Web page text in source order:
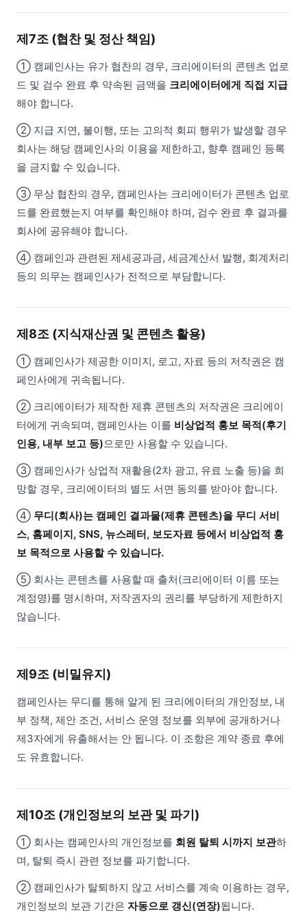
제7조 (협찬 및 정산 책임)
① 캠페인사는 유가 협찬의 경우, 크리에이터의 콘텐츠 업로
드 및 검수 완료 후 약속된 금액을 크리에이터에게 직접 지급
해야 합니다.
② 지급 지연, 불이행, 또는 고의적 회피 행위가 발생할 경우
회사는 해당 캠페인사의 이용을 제한하고, 향후 캠페인 등록
을 금지할 수 있습니다.
③ 무상 협찬의 경우, 캠페인사는 크리에이터가 콘텐츠 업로
드를 완료했는지 여부를 확인해야 하며, 검수 완료 후 결과를
회사에 공유해야 합니다.
④ 캠페인과 관련된 제세공과금, 세금계산서 발행, 회계처리
등의 의무는 캠페인사가 전적으로 부담합니다.
제8조 (지식재산권 및 콘텐츠 활용)
① 캠페인사가 제공한 이미지, 로고, 자료 등의 저작권은 캠
페인사에게 귀속됩니다.
② 크리에이터가 제작한 제휴 콘텐츠의 저작권은 크리에이
터에게 귀속되며, 캠페인사는 이를 비상업적 홍보 목적(후기
인용, 내부 보고 등)으로만 사용할 수 있습니다.
③ 캠페인사가 상업적 재활용(2차 광고, 유료 노출 등)을 희
망할 경우, 크리에이터의 별도 서면 동의를 받아야 합니다.
④ 무디(회사)는 캠페인 결과물(제휴 콘텐츠)을 무디 서비
스, 홈페이지, SNS, 뉴스레터, 보도자료 등에서 비상업적 홍
보 목적으로 사용할 수 있습니다.
⑤ 회사는 콘텐츠를 사용할 때 출처(크리에이터 이름 또는
계정명)를 명시하며, 저작권자의 권리를 부당하게 제한하지
않습니다.
제9조 (비밀유지)
캠페인사는 무디를 통해 알게 된 크리에이터의 개인정보, 내
부 정책, 제안 조건, 서비스 운영 정보를 외부에 공개하거나
제3자에게 유출해서는 안 됩니다. 이 조항은 계약 종료 후에
도 유효합니다.
제10조 (개인정보의 보관 및 파기)
① 회사는 캠페인사의 개인정보를 회원 탈퇴 시까지 보관하
며, 탈퇴 즉시 관련 정보를 파기합니다.
② 캠페인사가 탈퇴하지 않고 서비스를 계속 이용하는 경우,
개인정보의 보관 기간은 자동으로 갱신(연장)됩니다.